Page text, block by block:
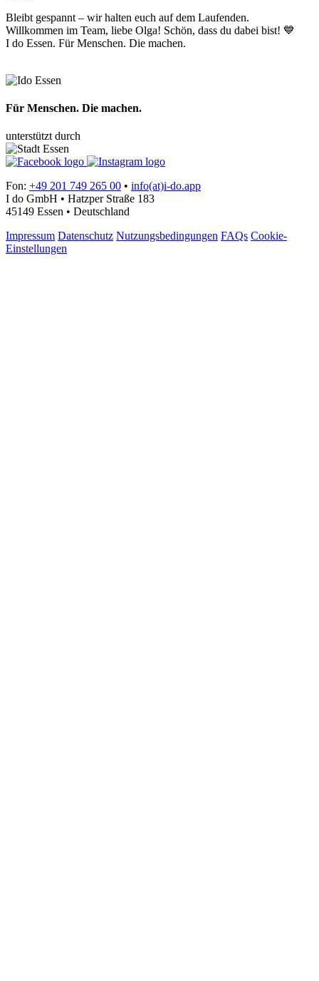
Bleibt gespannt – wir halten euch auf dem Laufenden.
Willkommen im Team, liebe Olga! Schön, dass du dabei bist! 💙
I do Essen. Für Menschen. Die machen.
Für Menschen. Die machen.
unterstützt durch
Fon: +49 201 749 265 00 • info(at)i-do.app
I do GmbH • Hatzper Straße 183
45149 Essen • Deutschland
Impressum Datenschutz Nutzungsbedingungen FAQs Cookie-
Einstellungen